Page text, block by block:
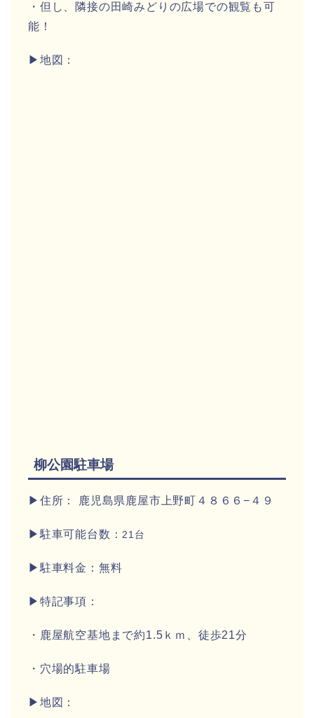
・但し、隣接の田崎みどりの広場での観覧も可
能！
▶地図：
柳公園駐車場
▶住所： 鹿児島県鹿屋市上野町４８６６−４９
▶駐車可能台数： 21台
▶駐車料金：無料
▶特記事項：
・鹿屋航空基地まで約1.5ｋｍ、徒歩21分
・穴場的駐車場
▶地図：